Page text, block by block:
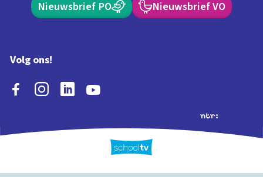
Nieuwsbrief PO Nieuwsbrief VO
Volg ons!